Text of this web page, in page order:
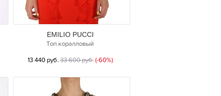
EMILIO PUCCI
Топ коралловый
13 440 руб.33 600 руб. (-60%)